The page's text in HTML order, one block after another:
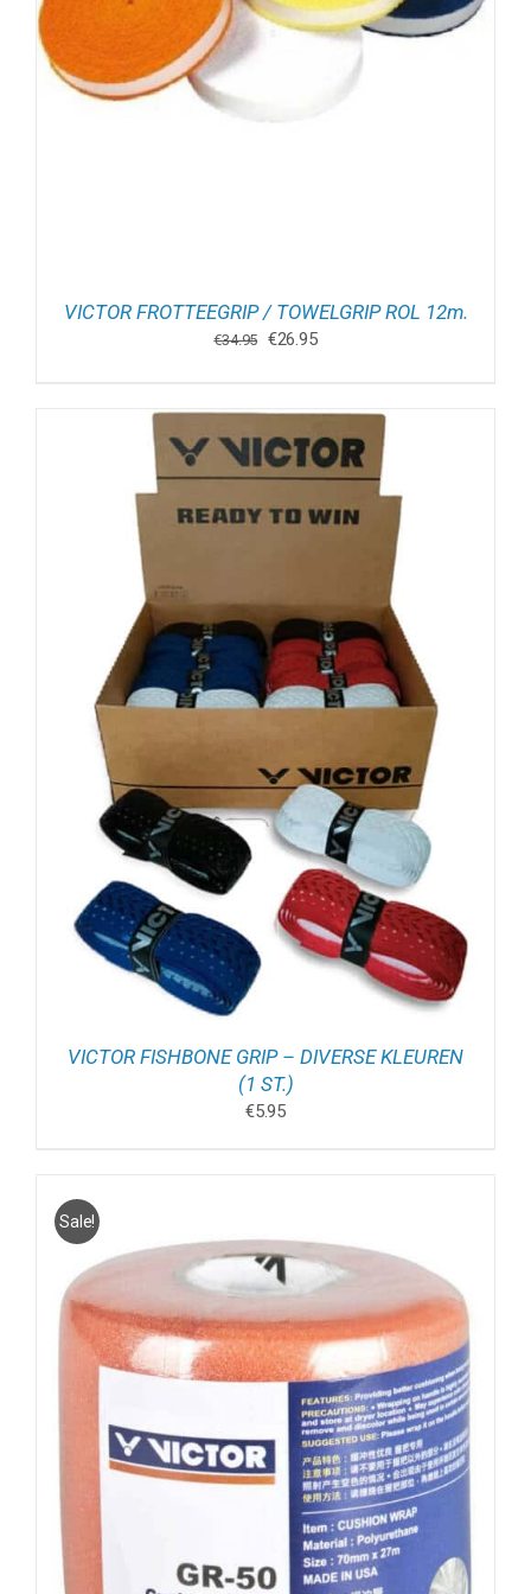
VICTOR FROTTEEGRIP / TOWELGRIP ROL 12m.
€34.95 Oorspronkelijke
€34.95.
€26.95Huidige
€26.95.
VICTOR FISHBONE GRIP – DIVERSE KLEUREN
(1 ST.)
€5.95
Sale!